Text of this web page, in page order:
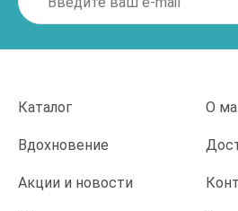
Каталог О
Вдохновение
Акции и новости